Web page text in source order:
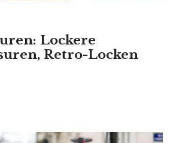
Lockere
Retro-Locken